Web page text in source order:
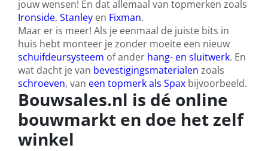
jouw wensen! En dat allemaal van topmerken zoals
Ironside, Stanley en Fixman.
Maar er is meer! Als je eenmaal de juiste bits in
huis hebt monteer je zonder moeite een nieuw
schuifdeursysteem of ander hang- en sluitwerk. En
wat dacht je van bevestigingsmaterialen zoals
schroeven, van een topmerk als Spax bijvoorbeeld.
Bouwsales.nl is dé online
bouwmarkt en doe het zelf
winkel